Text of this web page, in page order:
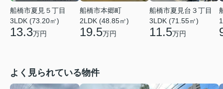
船橋市夏見５丁目
3LDK (73.20㎡)
13.3万円
船橋市本郷町
2LDK (48.85㎡)
19.5万円
船橋市夏見台３丁目
3LDK (71.55㎡)
11.5万円
よく見られている物件